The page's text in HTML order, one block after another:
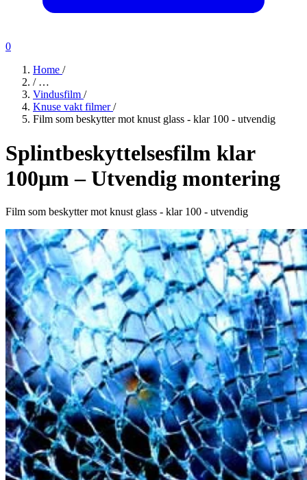
0
Home /
/ …
Vindusfilm /
Knuse vakt filmer/
Film som beskytter mot knust glass - klar 100 - utvendig
Splintbeskyttelsesfilm klar
100µm – Utvendig montering
Film som beskytter mot knust glass - klar 100 - utvendig